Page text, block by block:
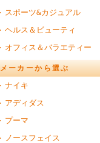
スポーツ&カジュアル
ヘルス＆ビューティ
オフィス＆バラエティー
メーカーから選ぶ
ナイキ
アディダス
プーマ
ノースフェイス